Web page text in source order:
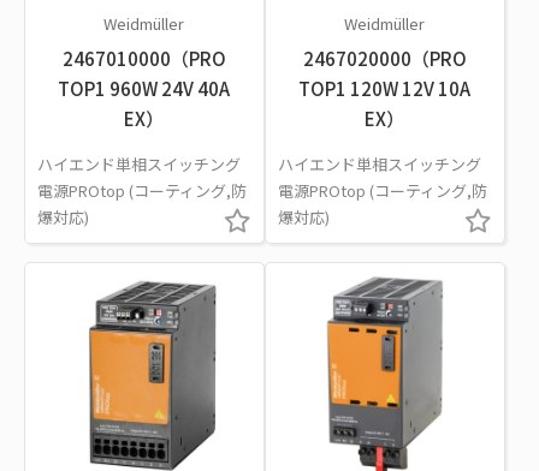
Weidmüller
2467010000（PRO
TOP1 960W 24V 40A
EX）
ハイエンド単相スイッチング
電源PROtop (コーティング,防
爆対応)
Weidmüller
2467020000（PRO
TOP1 120W 12V 10A
EX）
ハイエンド単相スイッチング
電源PROtop (コーティング,防
爆対応)